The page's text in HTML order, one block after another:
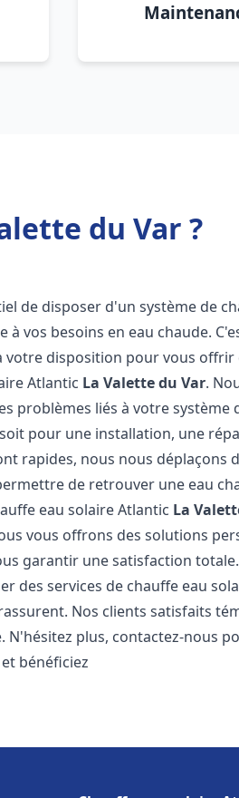
du Var ?
de disposer d'un système de
vos besoins en eau chaude.
votre disposition pour vous offrir
Atlantic La Valette du Var.
problèmes liés à votre système
pour une installation, une
rapides, nous nous déplaçons
de retrouver une eau
eau solaire Atlantic La
vous offrons des solutions
garantir une satisfaction
des services de chauffe eau
Nos clients satisfaits
plus, contactez-nous
et bénéficiez